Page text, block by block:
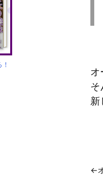
オ
そ
新
←